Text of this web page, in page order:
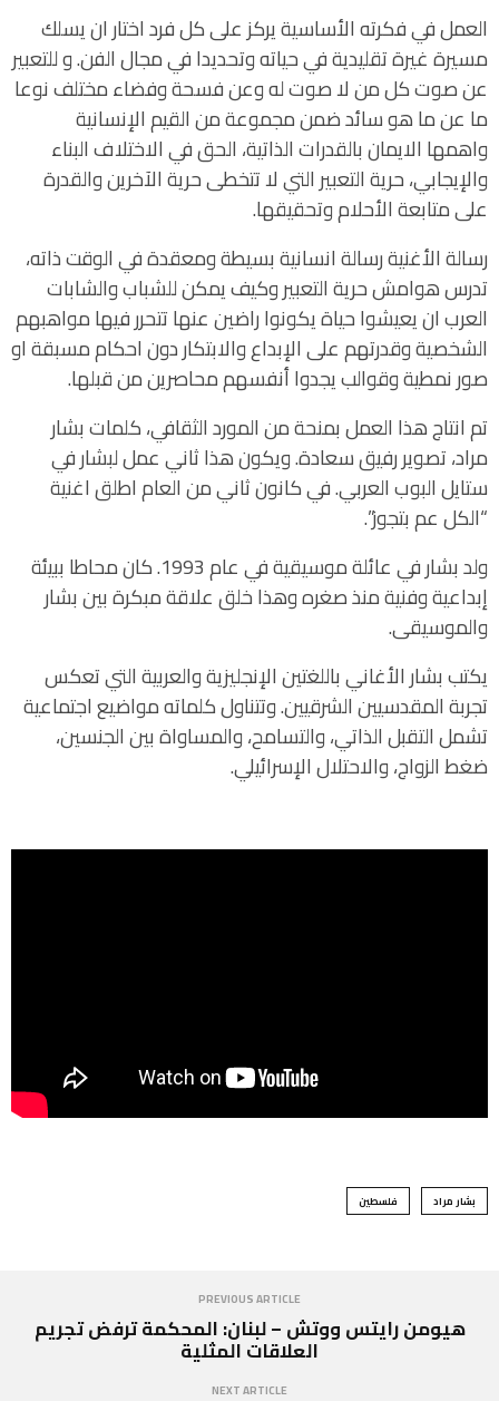
العمل في فكرته الأساسية يركز على كل فرد اختار ان يسلك
مسيرة غيرة تقليدية في حياته وتحديدا في مجال الفن. و للتعبير
عن صوت كل من لا صوت له وعن فسحة وفضاء مختلف نوعا
ما عن ما هو سائد ضمن مجموعة من القيم الإنسانية
واهمها الايمان بالقدرات الذاتية، الحق في الاختلاف البناء
والإيجابي، حرية التعبير التي لا تتخطى حرية الآخرين والقدرة
على متابعة الأحلام وتحقيقها.
رسالة الأغنية رسالة انسانية بسيطة ومعقدة في الوقت ذاته،
تدرس هوامش حرية التعبير وكيف يمكن للشباب والشابات
العرب ان يعيشوا حياة يكونوا راضين عنها تتحرر فيها مواهبهم
الشخصية وقدرتهم على الإبداع والابتكار دون احكام مسبقة او
صور نمطية وقوالب يجدوا أنفسهم محاصرين من قبلها.
تم انتاج هذا العمل بمنحة من المورد الثقافي، كلمات بشار
مراد، تصوير رفيق سعادة. ويكون هذا ثاني عمل لبشار في
ستايل البوب العربي. في كانون ثاني من العام اطلق اغنية
“الكل عم بتجوز”.
ولد بشار في عائلة موسيقية في عام 1993. كان محاطا ببيئة
إبداعية وفنية منذ صغره وهذا خلق علاقة مبكرة بين بشار
والموسيقى.
يكتب بشار الأغاني باللغتين الإنجليزية والعربية التي تعكس
تجربة المقدسيين الشرقيين. وتتناول كلماته مواضيع اجتماعية
تشمل التقبل الذاتي، والتسامح، والمساواة بين الجنسين،
ضغط الزواج، والاحتلال الإسرائيلي.
بشار مراد فلسطين
PREVIOUS ARTICLE
هيومن رايتس ووتش – لبنان: المحكمة ترفض تجريم
العلاقات المثلية
NEXT ARTICLE